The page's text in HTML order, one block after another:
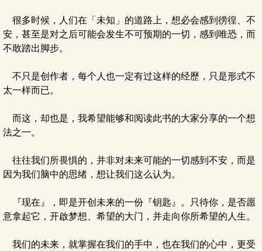
很多时候，人们在「未知」的道路上，想必会感到徬徨、不
安，甚至是对之后可能会发生不可预期的一切，感到唯恐，而
不敢踏出脚步。
不只是创作者，每个人也一定有过这样的经歷，只是形式不
太一样而已。
而这，却也是，我希望能够和阅读此书的大家分享的一个想
法之一。
往往我们所畏惧的，并非对未来可能的一切感到不安，而是
因为我们脑中的思绪，想让我们这么认为。
『现在』，即是开创未来的一份『钥匙』。只待你，是否愿
意拿起它，开啟梦想、希望的大门，并走向你所希望的人生。
我们的未来，就掌握在我们的手中，也在我们的心中，更受